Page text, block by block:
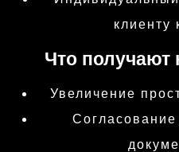
клиенту
Что
Увеличение